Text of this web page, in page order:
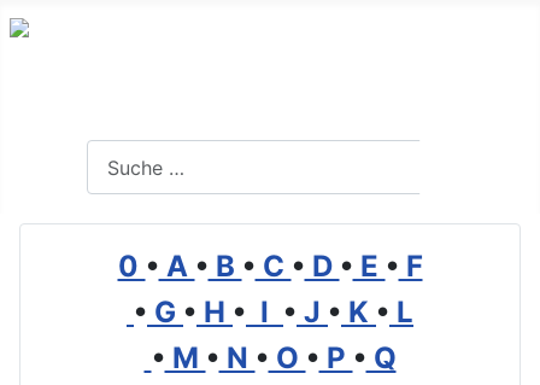
0 • A • B • C • D • E • F
• G • H • I • J • K • L
• M • N • O • P • Q